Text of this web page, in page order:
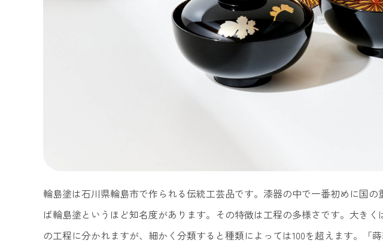
輪島塗は石川県輪島市で作られる伝統工芸品です。漆器の中で一番初めに国
ば輪島塗というほど知名度があります。その特徴は工程の多様さです。大き
の工程に分かれますが、細かく分類すると種類によっては100を超えます。「